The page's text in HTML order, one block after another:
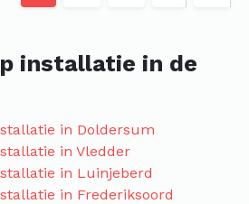
installatie in de
in Doldersum
in Vledder
in Luinjeberd
in Frederiksoord